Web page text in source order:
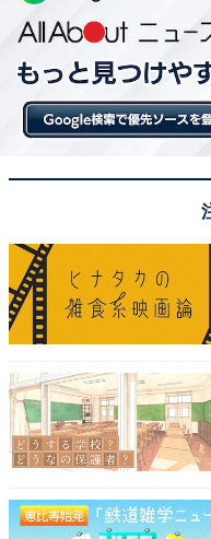
豊かな地域。世界で最
じ」発祥の地でもあり
は約25km、弘前市まで
車を利用しての通勤・
50名以上の自治体を対
非常に幸福だと思う場
合を1点とする10段階
に10倍したものです。
＞8位までの全ランキ